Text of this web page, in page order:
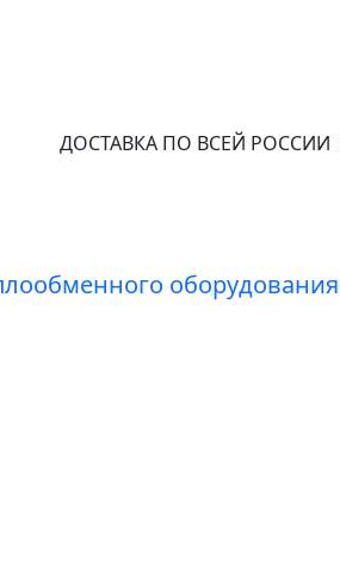
ДОСТАВКА ПО ВСЕЙ РОССИИ